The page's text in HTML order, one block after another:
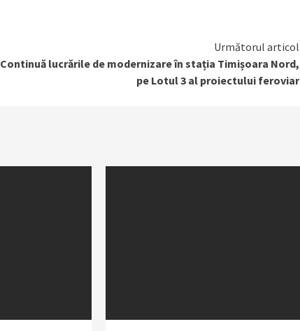
Următorul articol
Continuă lucrările de modernizare în stația Timișoara Nord,
pe Lotul 3 al proiectului feroviar